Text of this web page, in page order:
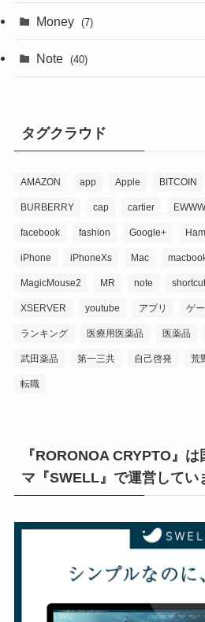
Money (7)
Note (40)
タグクラウド
AMAZON app Apple BITCOIN
BURBERRY cap cartier
facebook fashion Google+
iPhone iPhoneXs Mac
MagicMouse2 MR note shortcut
XSERVER youtube アプリ ゲ
ランキング 医療用医薬品 医薬品
武田薬品 第一三共 自己啓発 荒
転職
『RORONOA CRYPTO』
マ『SWELL』で運営してい